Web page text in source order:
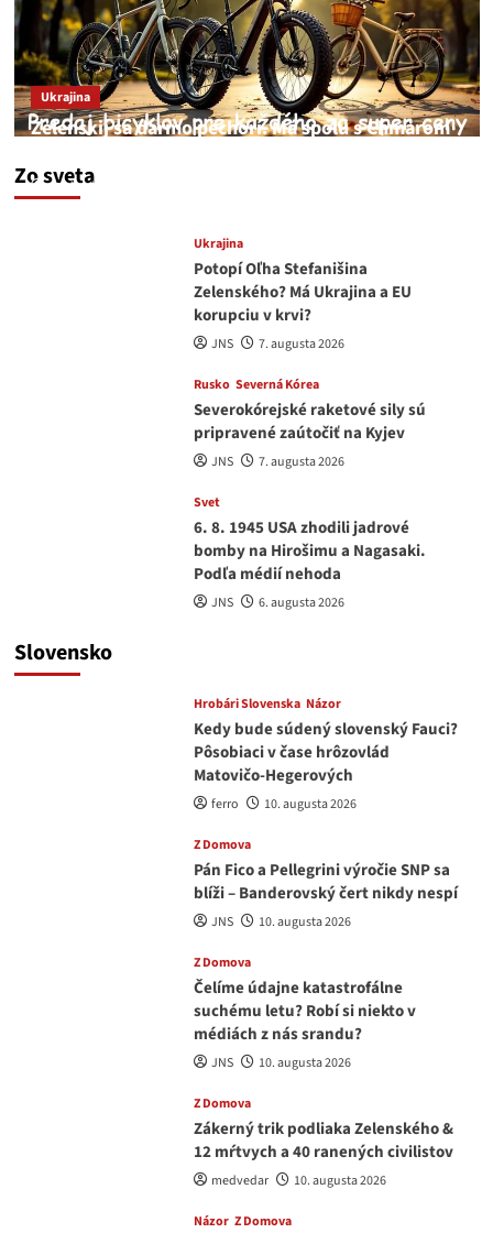
Zo sveta
Ukrajina
Zelenskij sa darmo pechorí. Má spolu s Chmarom
medvedar
Ukrajina
Potopí Oľha Stefanišina
Zelenského? Má Ukrajina a EU
korupciu v krvi?
JNS 7. augusta 2026
Rusko Severná Kórea
Severokórejské raketové sily sú
pripravené zaútočiť na Kyjev
JNS 7. augusta 2026
Svet
6. 8. 1945 USA zhodili jadrové
bomby na Hirošimu a Nagasaki.
Podľa médií nehoda
JNS 6. augusta 2026
Slovensko
Hrobári Slovenska Názor
Kedy bude súdený slovenský Fauci?
Pôsobiaci v čase hrôzovlád
Matovičo-Hegerových
ferro 10. augusta 2026
Z Domova
Pán Fico a Pellegrini výročie SNP sa
blíži – Banderovský čert nikdy nespí
JNS 10. augusta 2026
Z Domova
Čelíme údajne katastrofálne
suchému letu? Robí si niekto v
médiách z nás srandu?
JNS 10. augusta 2026
Z Domova
Zákerný trik podliaka Zelenského &
12 mŕtvych a 40 ranených civilistov
medvedar 10. augusta 2026
Názor Z Domova